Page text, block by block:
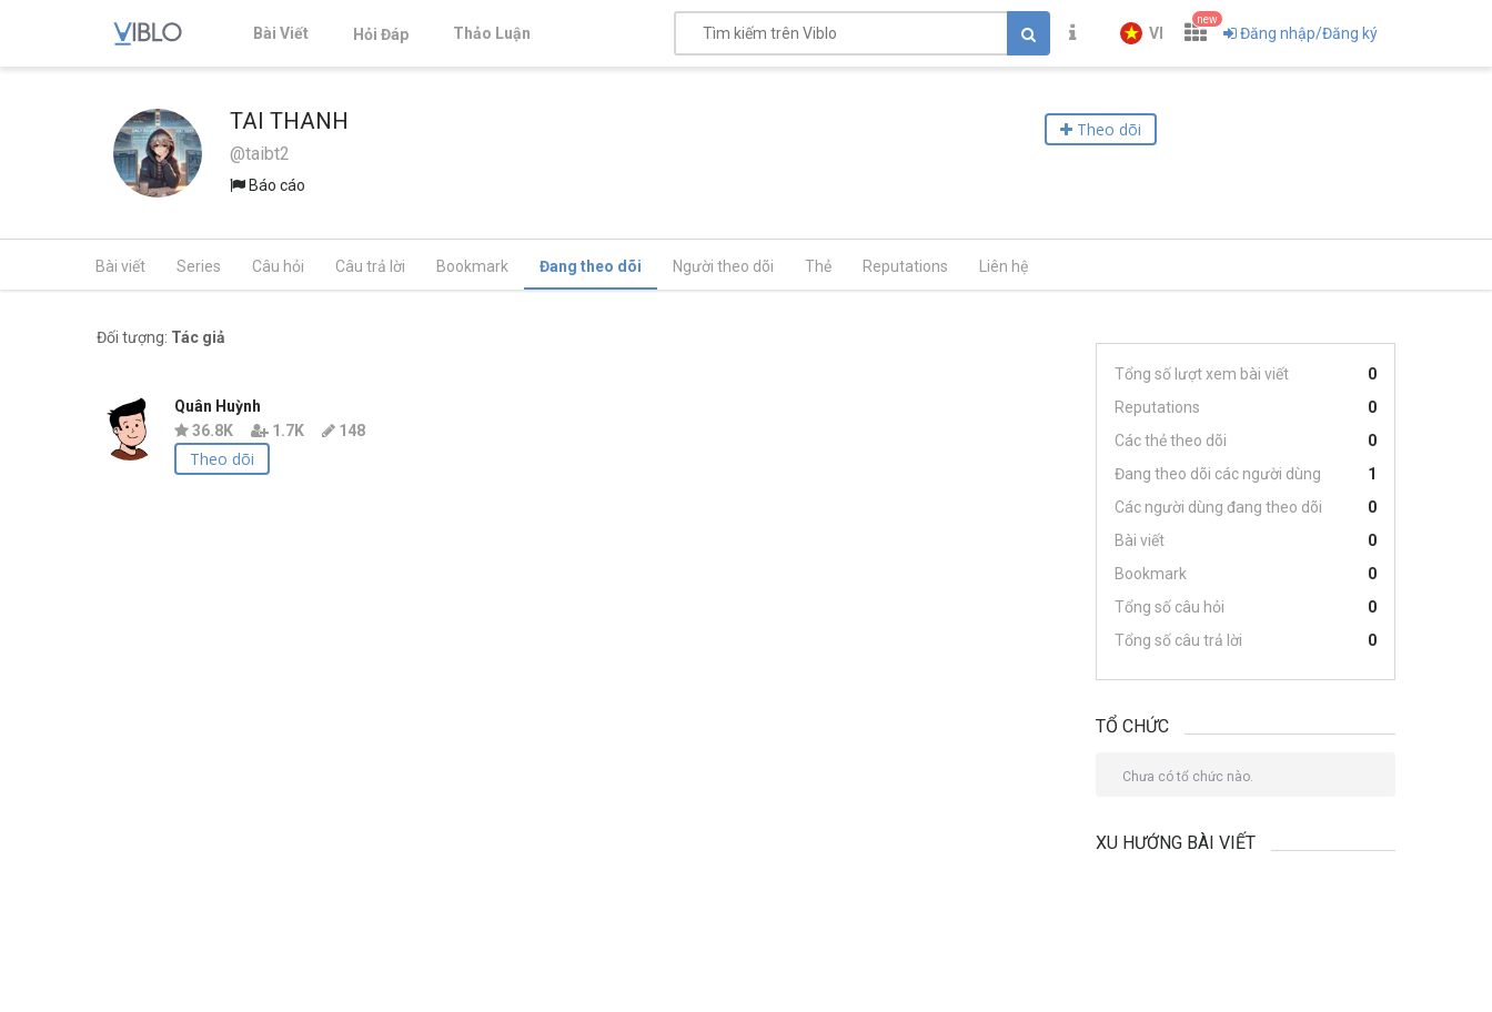
Bài Viết Hỏi Đáp Thảo Luận VI
new
Đăng nhập/Đăng ký
TAI THANH
@taibt2
Báo cáo
Theo dõi
Bài viết Series Câu hỏi Câu trả lời Bookmark Đang theo dõi Người theo dõi Thẻ Reputations Liên hệ
Đối tượng: Tác giả
Quân Huỳnh
36.8K
1.7K 148
Theo dõi
Tổng số lượt xem bài viết
0
Reputations
0
Các thẻ theo dõi
0
Đang theo dõi các người dùng
1
Các người dùng đang theo dõi
0
Bài viết
0
Bookmark
0
Tổng số câu hỏi
0
Tổng số câu trả lời
0
TỔ CHỨC
Chưa có tổ chức nào.
XU HƯỚNG BÀI VIẾT